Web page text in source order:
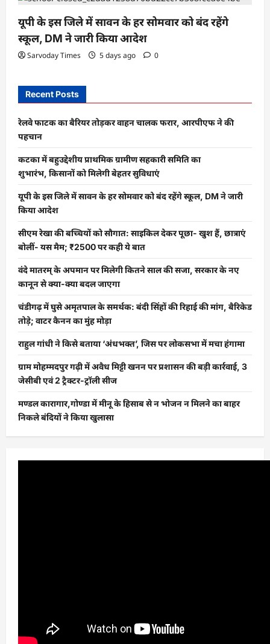
यूपी के इस जिले में सावन के हर सोमवार को बंद रहेंगे
स्कूल, DM ने जारी किया आदेश
Sarvoday Times 5 days ago 0
Recent Posts
रेलवे फाटक का बैरियर तोड़कर वाहन चालक फरार, आरपीएफ ने की
पहचान
कटका में बहुउद्देशीय प्राथमिक ग्रामीण सहकारी समिति का
शुभारंभ, किसानों को मिलेगी बेहतर सुविधाएं
यूपी के इस जिले में सावन के हर सोमवार को बंद रहेंगे स्कूल, DM ने जारी
किया आदेश
सीएम रेखा की बच्चियों को सौगात: साइकिल देकर पूछा- खुश हैं, छात्राएं
बोलीं- यस मैम; ₹2500 पर कही ये बात
वंदे मातरम् के अपमान पर मिलेगी कितने साल की सजा, सरकार के नए
कानून से क्या-क्या बदल जाएगा
चंडीगढ़ में घुसे अमृतपाल के समर्थक: बंदी सिंहों की रिहाई की मांग, बैरिकेड
तोड़े; वाटर कैनन का मुंह मोड़ा
राहुल गांधी ने किसे बताया ‘अंधभक्त’, जिस पर लोकसभा में मचा हंगामा
ग्राम मोहम्मदपुर गढ़ी में अवैध मिट्टी खनन पर प्रशासन की बड़ी कार्रवाई, 3
जेसीबी एवं 2 ट्रैक्टर-ट्रॉली सीज
मण्डल कारागार,गोण्डा में मीनू के हिसाब से न भोजन न मिलने का बाहर
निकले बंदियों ने किया खुलासा